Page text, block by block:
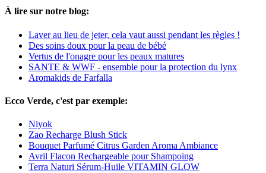
À lire sur notre blog:
Laver au lieu de jeter, cela vaut aussi pendant les règles !
Des soins doux pour la peau de bébé
Vertus de l'onagre pour les peaux matures
SANTE & WWF - ensemble pour la protection du lynx
Aromakids de Farfalla
Ecco Verde, c'est par exemple:
Niyok
Zao Recharge Blush Stick
Bouquet Parfumé Citrus Garden Aroma Ambiance
Avril Flacon Rechargeable pour Shampoing
Terra Naturi Sérum-Huile VITAMIN GLOW